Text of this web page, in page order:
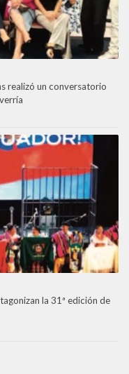
realizó un conversatorio
la 31ª edición de